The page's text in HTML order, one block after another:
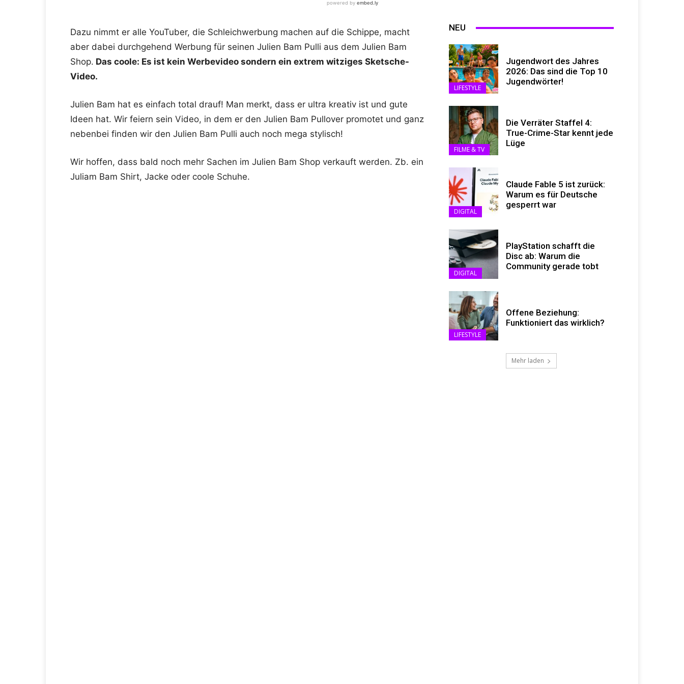
Dazu nimmt er alle YouTuber, die Schleichwerbung machen auf die Schippe, macht
aber dabei durchgehend Werbung für seinen Julien Bam Pulli aus dem Julien Bam
Shop. Das coole: Es ist kein Werbevideo sondern ein extrem witziges Sketsche-
Video.
Julien Bam hat es einfach total drauf! Man merkt, dass er ultra kreativ ist und gute
Ideen hat. Wir feiern sein Video, in dem er den Julien Bam Pullover promotet und ganz
nebenbei finden wir den Julien Bam Pulli auch noch mega stylisch!
Wir hoffen, dass bald noch mehr Sachen im Julien Bam Shop verkauft werden. Zb. ein
Juliam Bam Shirt, Jacke oder coole Schuhe.
NEU
LIFESTYLE
Jugendwort des Jahres
2026: Das sind die Top 10
Jugendwörter!
FILME & TV
Die Verräter Staffel 4:
True-Crime-Star kennt jede
Lüge
DIGITAL
Claude Fable 5 ist zurück:
Warum es für Deutsche
gesperrt war
DIGITAL
PlayStation schafft die
Disc ab: Warum die
Community gerade tobt
LIFESTYLE
Offene Beziehung:
Funktioniert das wirklich?
Mehr laden